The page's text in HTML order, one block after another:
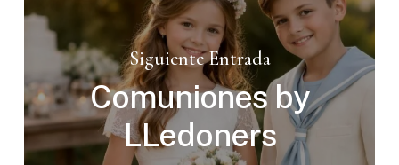
Siguiente Entrada
Comuniones by
LLedoners